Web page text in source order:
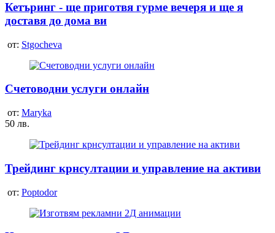
Кетъринг - ще приготвя гурме вечеря и ще я
доставя до дома ви
от: Stgocheva
Счетоводни услуги онлайн
от: Maryka
50 лв.
Трейдинг крнсултации и управление на активи
от: Poptodor